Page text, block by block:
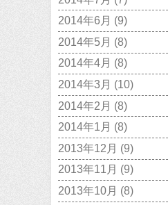
2014年6月 (9)
2014年5月 (8)
2014年4月 (8)
2014年3月 (10)
2014年2月 (8)
2014年1月 (8)
2013年12月 (9)
2013年11月 (9)
2013年10月 (8)